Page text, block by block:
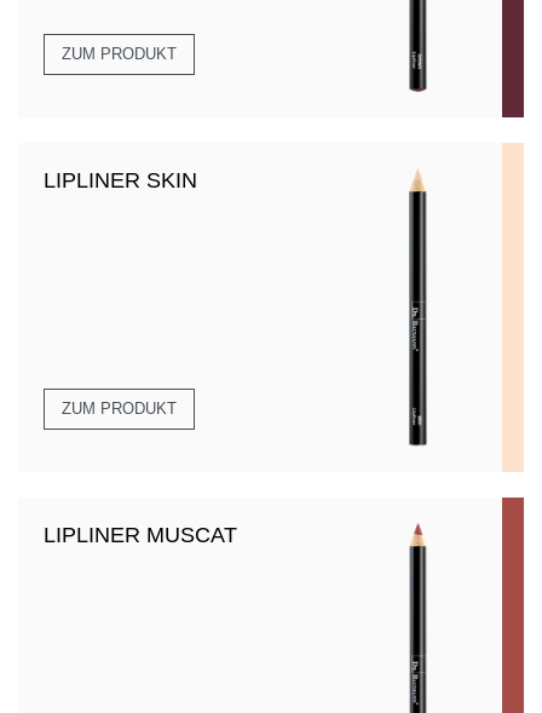
ZUM PRODUKT
LIPLINER SKIN
ZUM PRODUKT
LIPLINER MUSCAT